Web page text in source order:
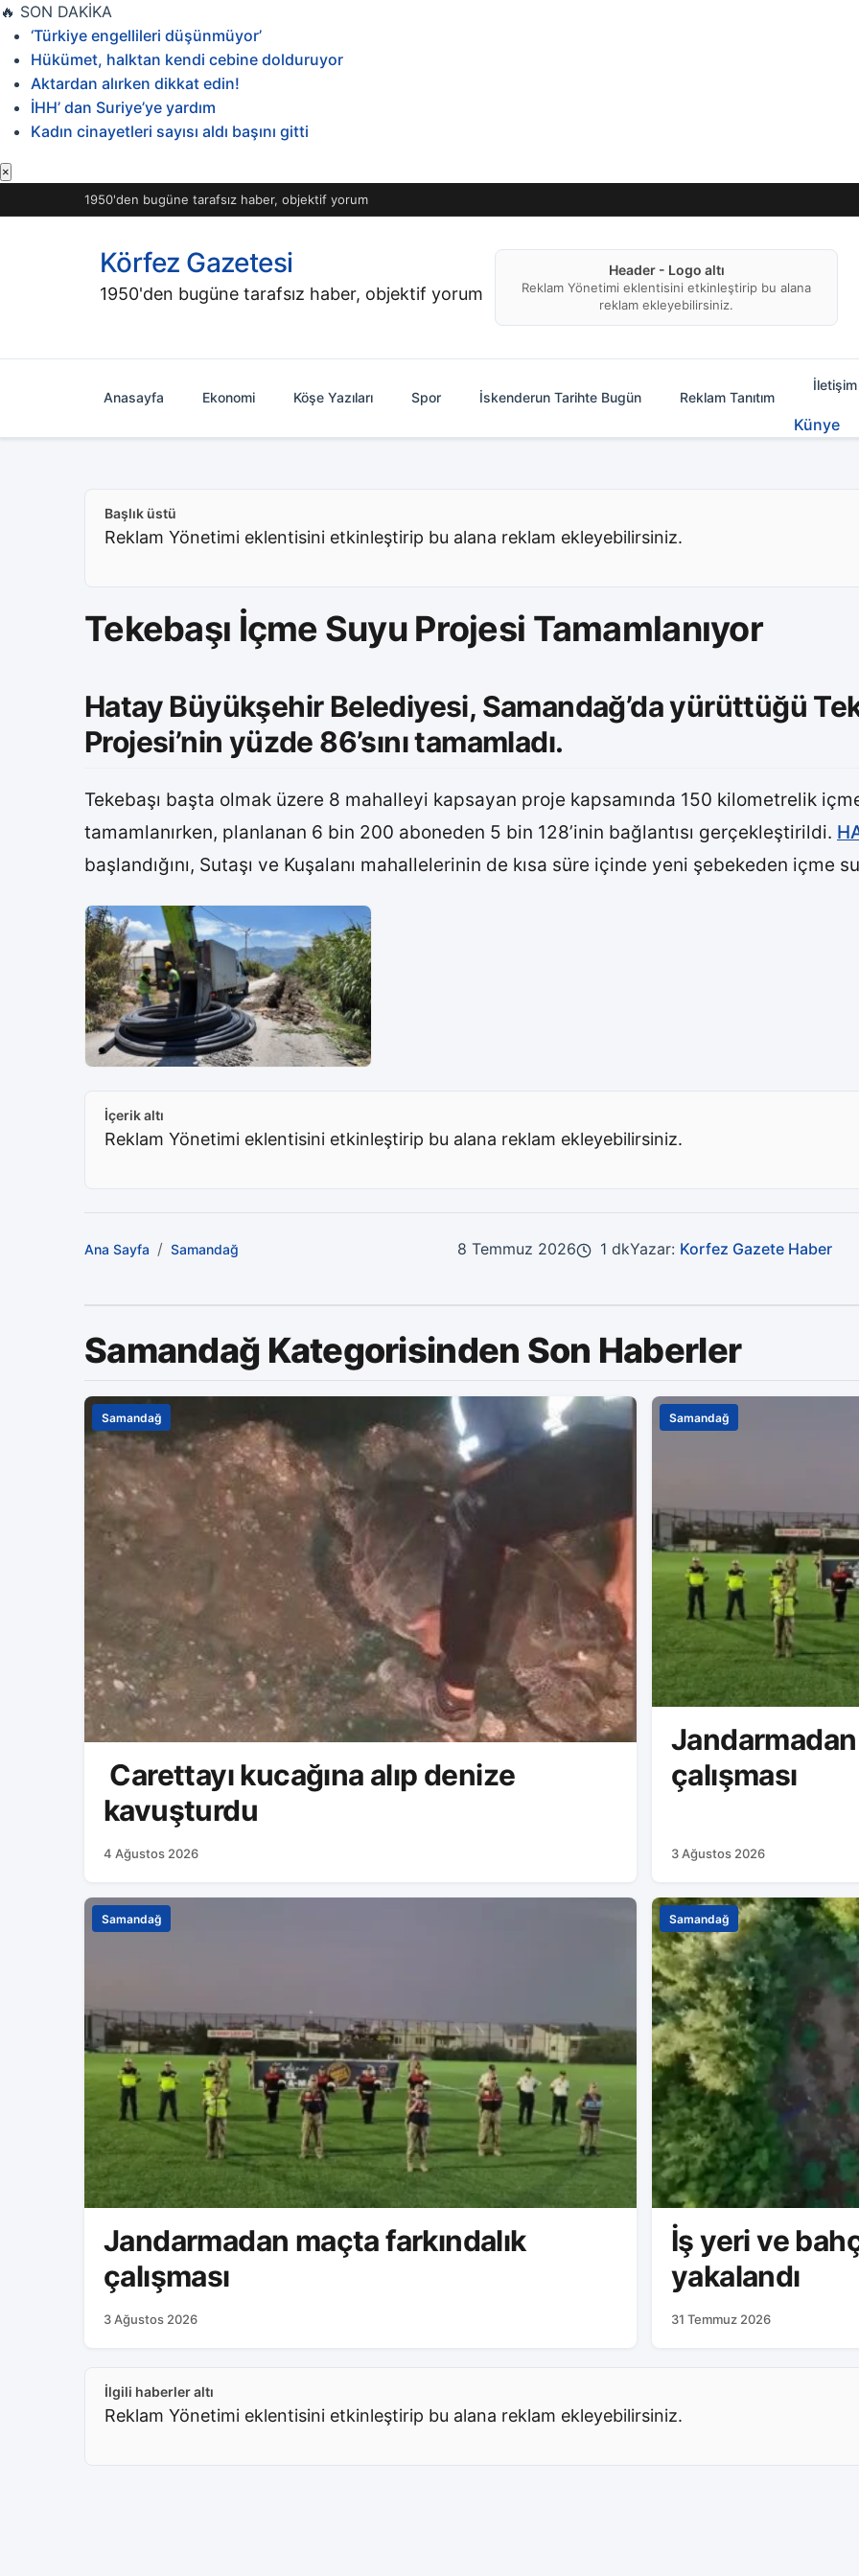
İçeriğe
geç
🔥 SON DAKİKA
‘Türkiye engellileri düşünmüyor’
Hükümet, halktan kendi cebine dolduruyor
Aktardan alırken dikkat edin!
İHH’ dan Suriye’ye yardım
Kadın cinayetleri sayısı aldı başını gitti
×
1950'den bugüne tarafsız haber, objektif yorum
Körfez Gazetesi
1950'den bugüne tarafsız haber, objektif yorum
Header - Logo altı
Reklam Yönetimi eklentisini etkinleştirip bu alana
reklam ekleyebilirsiniz.
Anasayfa Ekonomi Köşe Yazıları Spor İskenderun Tarihte Bugün Reklam Tanıtım
İletişim
Künye
Başlık üstü
Reklam Yönetimi eklentisini etkinleştirip bu alana reklam ekleyebilirsiniz.
Tekebaşı İçme Suyu Projesi Tamamlanıyor
Hatay Büyükşehir Belediyesi, Samandağ’da yürüttüğü
Projesi’nin yüzde 86’sını tamamladı.
Tekebaşı başta olmak üzere 8 mahalleyi kapsayan proje kapsamında 150 kilometrelik
tamamlanırken, planlanan 6 bin 200 aboneden 5 bin 128’inin bağlantısı gerçekleştirildi.
başlandığını, Sutaşı ve Kuşalanı mahallelerinin de kısa süre içinde yeni şebekeden içme
İçerik altı
Reklam Yönetimi eklentisini etkinleştirip bu alana reklam ekleyebilirsiniz.
Ana Sayfa / Samandağ 8 Temmuz 2026 1 dkYazar: Korfez Gazete Haber
Samandağ Kategorisinden Son Haberler
Samandağ
Carettayı kucağına alıp denize
kavuşturdu
4 Ağustos 2026
Samandağ
Jandarmadan stadta
çalışması
3 Ağustos 2026
Samandağ
Jandarmadan maçta farkındalık
çalışması
3 Ağustos 2026
Samandağ
İş yeri ve
yakalandı
31 Temmuz 2026
İlgili haberler altı
Reklam Yönetimi eklentisini etkinleştirip bu alana reklam ekleyebilirsiniz.